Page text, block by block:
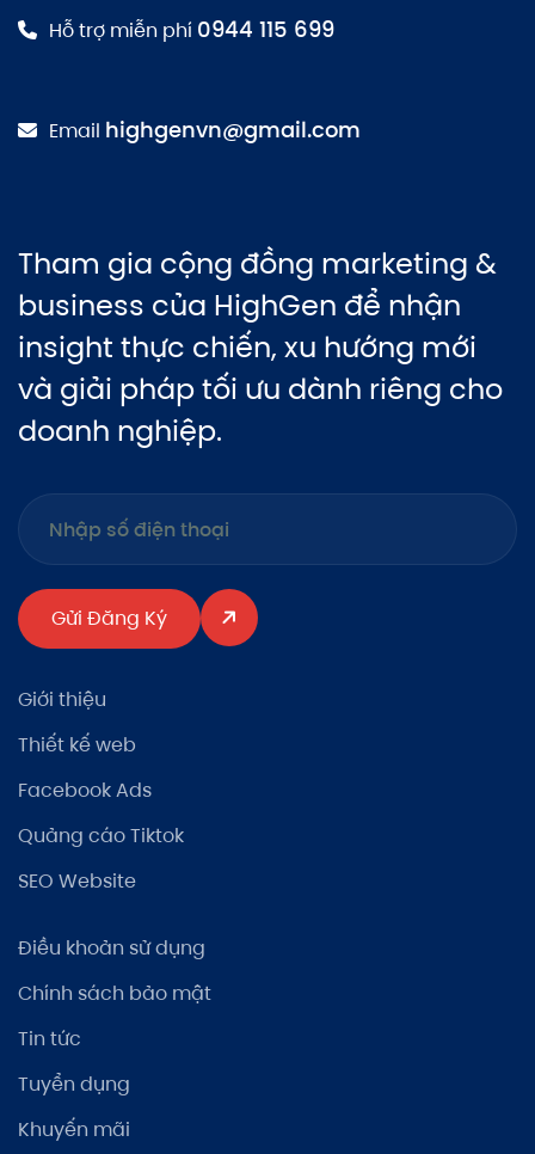
Hỗ trợ miễn phí 0944 115 699
Email highgenvn@gmail.com
Tham gia cộng đồng marketing &
business của HighGen để nhận
insight thực chiến, xu hướng mới
và giải pháp tối ưu dành riêng cho
doanh nghiệp.
Gửi Đăng Ký
Giới thiệu
Thiết kế web
Facebook Ads
Quảng cáo Tiktok
SEO Website
Điều khoản sử dụng
Chính sách bảo mật
Tin tức
Tuyển dụng
Khuyến mãi